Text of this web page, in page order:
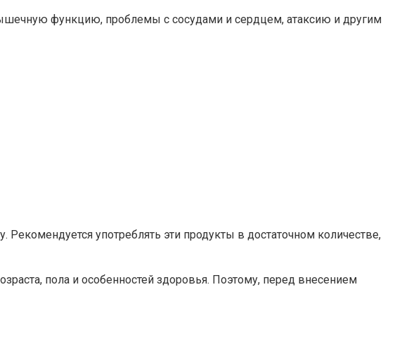
функцию, проблемы с сосудами и сердцем, атаксию и другим
употреблять эти продукты в достаточном количестве,
пола и особенностей здоровья. Поэтому, перед внесением